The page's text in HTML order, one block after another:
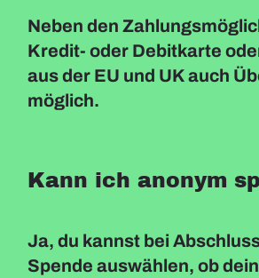
Neben den
Kredit- oder Debitkarte
aus der EU und UK auch
möglich.
Kann ich anonym
Ja, du kannst bei
Spende auswählen, ob